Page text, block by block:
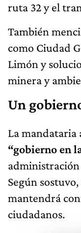
ruta 32 y el
También
como Ciudad
Limón y
minera y
Un
La mandataria
“gobierno en
Según
mantendrá
ciudadanos.